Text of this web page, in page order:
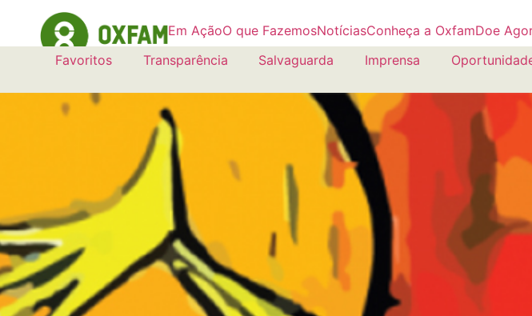
Em AçãoO que FazemosNotíciasConheça a OxfamDoe
Favoritos
Transparência Salvaguarda Imprensa